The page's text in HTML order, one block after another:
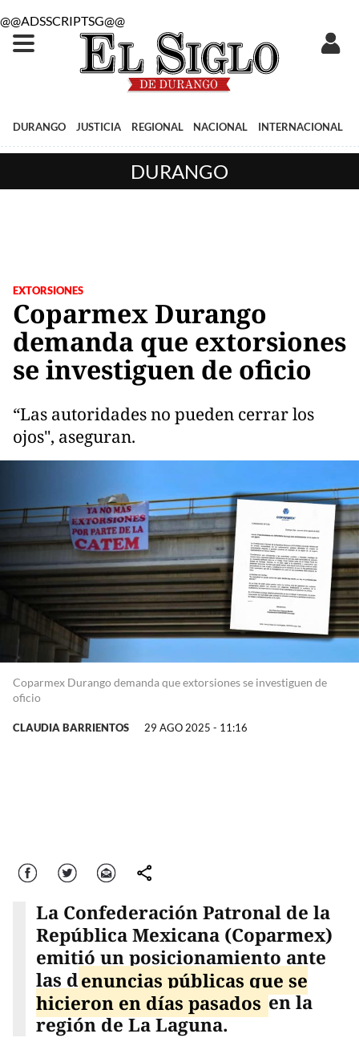
@@ADSSCRIPTSG@@
DURANGO JUSTICIA REGIONAL NACIONAL INTERNACIONAL
DURANGO
EXTORSIONES
Coparmex Durango
demanda que extorsiones
se investiguen de oficio
“Las autoridades no pueden cerrar los
ojos", aseguran.
Coparmex Durango demanda que extorsiones se investiguen de
oficio
CLAUDIA BARRIENTOS 29 AGO 2025 - 11:16
Facebook Twitter Correo comparte
La Confederación Patronal de la
República Mexicana (Coparmex)
emitió un posicionamiento ante
las denuncias públicas que se
hicieron en días pasados en la
región de La Laguna.